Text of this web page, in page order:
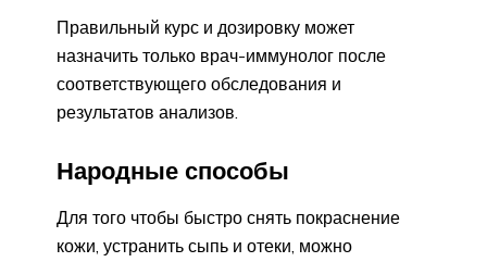
Правильный курс и дозировку может
назначить только врач-иммунолог после
соответствующего обследования и
результатов анализов.
Народные способы
Для того чтобы быстро снять покраснение
кожи, устранить сыпь и отеки, можно